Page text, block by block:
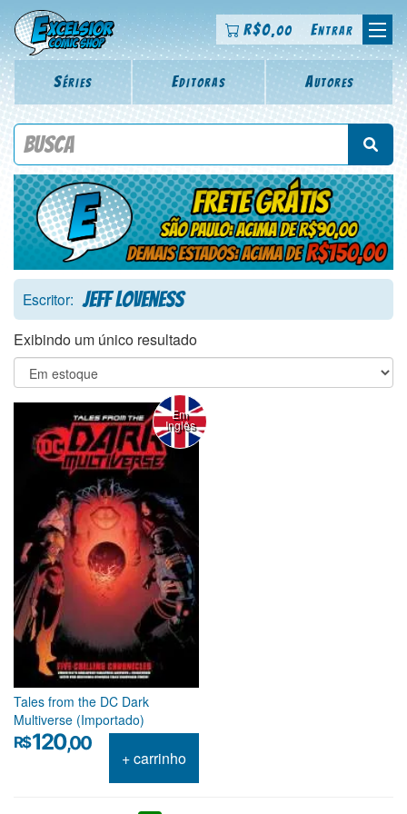
R$0,00 Entrar
Séries Editoras Autores
Procure por título da revista, personagem, série, escritor,
Escritor: Jeff Loveness
Exibindo um único resultado
Tales from the DC Dark
Multiverse (Importado)
R$120,00
+ carrinho
Em
Inglês